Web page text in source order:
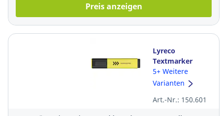
Preis anzeigen
Lyreco
Textmarker
Budget,
Strichstärke: 2-
5+ Weitere
Varianten
Art.-Nr.: 150.601